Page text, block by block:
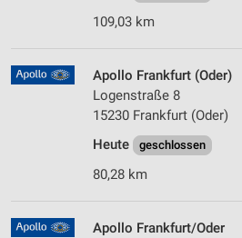
109,03 km
Apollo Frankfurt (Oder)
Logenstraße 8
15230 Frankfurt (Oder)
Heute
geschlossen
80,28 km
Apollo Frankfurt/Oder